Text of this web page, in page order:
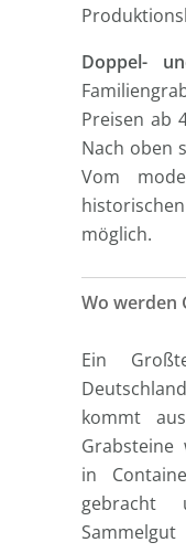
Doppel-
Preisen ab
Nach oben
Vom
möglich.
Wo werden
Ein
kommt
in